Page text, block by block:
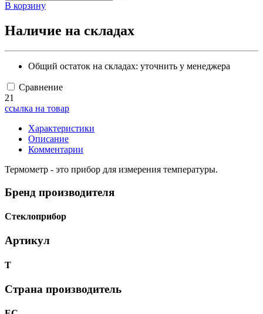
В корзину
Наличие на складах
Общий остаток на складах: уточнить у менеджера
Сравнение
21
ссылка на товар
Характеристики
Описание
Комментарии
Термометр - это прибор для измерения температуры.
Бренд производителя
Стеклоприбор
Артикул
Т
Страна производитель